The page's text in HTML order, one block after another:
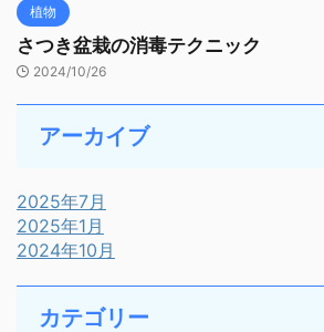
植物
さつき盆栽の消毒テクニック
2024/10/26
アーカイブ
2025年7月
2025年1月
2024年10月
カテゴリー